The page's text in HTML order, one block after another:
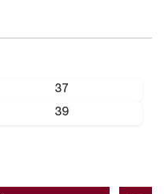
37
39